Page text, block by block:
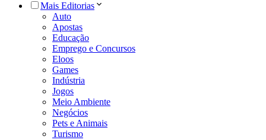
Mais Editorias
Auto
Apostas
Educação
Emprego e Concursos
Eloos
Games
Indústria
Jogos
Meio Ambiente
Negócios
Pets e Animais
Turismo